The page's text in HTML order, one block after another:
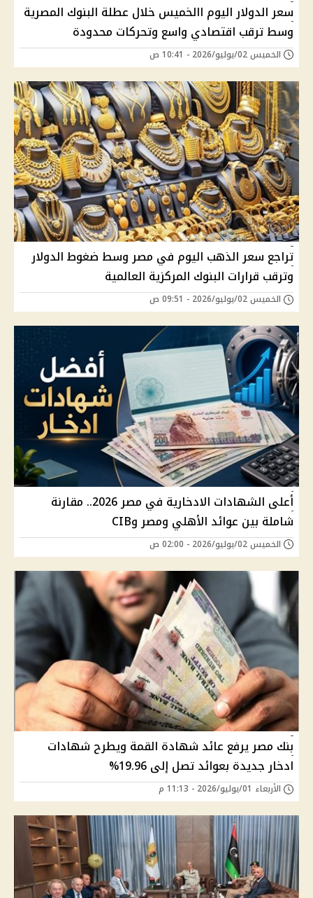
سعر الدولار اليوم االخميس خلال عطلة البنوك المصرية
وسط ترقب اقتصادي واسع وتحركات محدودة
الخميس 02/يوليو/2026 - 10:41 ص
تراجع سعر الذهب اليوم في مصر وسط ضغوط الدولار
وترقب قرارات البنوك المركزية العالمية
الخميس 02/يوليو/2026 - 09:51 ص
أعلى الشهادات الادخارية في مصر 2026.. مقارنة
شاملة بين عوائد الأهلي ومصر وCIB
الخميس 02/يوليو/2026 - 02:00 ص
بنك مصر يرفع عائد شهادة القمة ويطرح شهادات
ادخار جديدة بعوائد تصل إلى 19.96%
الأربعاء 01/يوليو/2026 - 11:13 م